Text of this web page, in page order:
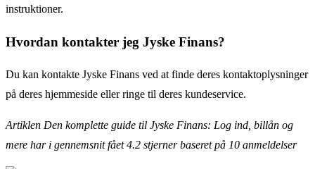
instruktioner.
Hvordan kontakter jeg Jyske Finans?
Du kan kontakte Jyske Finans ved at finde deres kontaktoplysninger
på deres hjemmeside eller ringe til deres kundeservice.
Artiklen Den komplette guide til Jyske Finans: Log ind, billån og
mere har i gennemsnit fået4.2 stjerner baseret på 10 anmeldelser